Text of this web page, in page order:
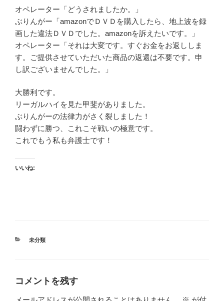
オペレーター「どうされましたか。」
ぶりんがー「amazonでＤＶＤを購入したら、地上波を録
画した違法ＤＶＤでした。amazonを訴えたいです。」
オペレーター「それは大変です。すぐお金をお返ししま
す。ご提供させていただいた商品の返還は不要です。申
し訳ございませんでした。」
大勝利です。
リーガルハイを見た甲斐がありました。
ぶりんがーの法律力がさく裂しました！
闘わずに勝つ、これこそ戦いの極意です。
これでもう私も弁護士です！
いいね:
カ
未分類
コメントを残す